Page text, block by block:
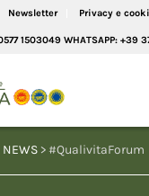
Newsletter Privacy e
1503049 WHATSAPP: +39
NEWS > #QualivitaForum